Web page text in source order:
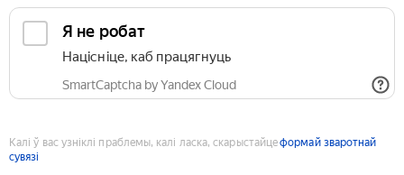
Я не робат
Націсніце, каб працягнуць
SmartCaptcha by Yandex Cloud
Калі ў вас узніклі праблемы, калі ласка, скарыстайцеформай зваротнай
сувязі